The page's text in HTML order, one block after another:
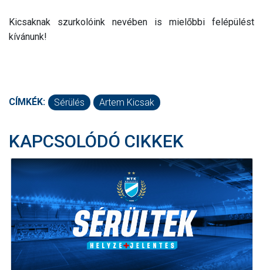
Kicsaknak szurkolóink nevében is mielőbbi felépülést
kívánunk!
CÍMKÉK: Sérülés Artem Kicsak
KAPCSOLÓDÓ CIKKEK